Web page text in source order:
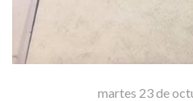
martes 23 de